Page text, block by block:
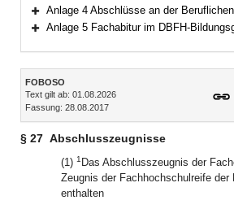
Bereich erweitern
Anlage 4 Abschlüsse an der
Anlage 5 Fachabitur im DBFH-
Inhalt
FOBOSO
Text gilt ab: 01.08.2026
Fassung: 28.08.2017
§ 27 Abschlusszeugnisse
(1) 1 Das Abschlusszeugnis der
Zeugnis der Fachhochschulreife der
enthalten